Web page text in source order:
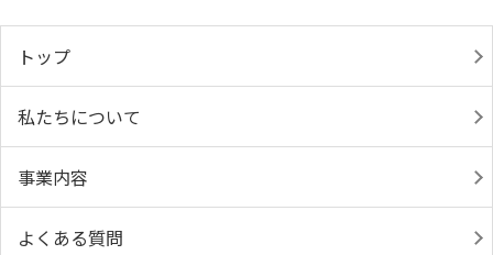
トップ
私たちについて
事業内容
よくある質問